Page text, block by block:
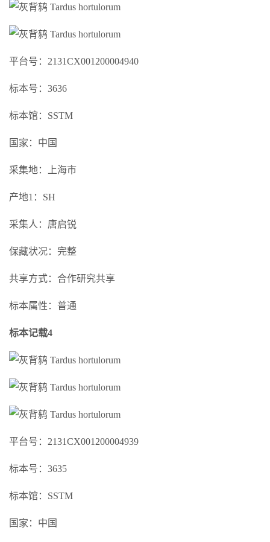
平台号：2131CX001200004940
标本号：3636
标本馆：SSTM
国家：中国
采集地：上海市
产地1：SH
采集人：唐启锐
保藏状况：完整
共享方式：合作研究共享
标本属性：普通
标本记载4
平台号：2131CX001200004939
标本号：3635
标本馆：SSTM
国家：中国